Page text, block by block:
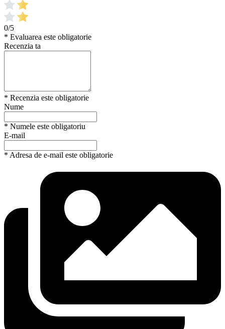
0/5
* Evaluarea este obligatorie
Recenzia ta
* Recenzia este obligatorie
Nume
* Numele este obligatoriu
E-mail
* Adresa de e-mail este obligatorie